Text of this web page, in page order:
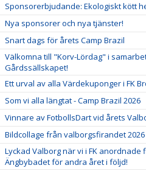
Sponsorerbjudande: Ekologiskt kött
Nya sponsorer och nya tjänster!
Snart dags för årets Camp Brazil
Välkomna till "Korv-Lördag" i
Gårdssällskapet!
Ett urval av alla Värdekuponger i FK
Som vi alla längtat - Camp Brazil 2026
Vinnare av FotbollsDart vid årets
Bildcollage från valborgsfirandet 2026
Lyckad Valborg när vi i FK anordnade
Ängbybadet för andra året i följd!